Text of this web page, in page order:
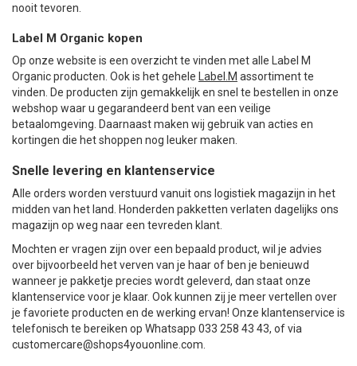
nooit tevoren.
Label M Organic kopen
Op onze website is een overzicht te vinden met alle Label M
Organic producten. Ook is het gehele
Label.M assortiment te
vinden. De producten zijn gemakkelijk en snel te bestellen in onze
webshop waar u gegarandeerd bent van een veilige
betaalomgeving. Daarnaast maken wij gebruik van acties en
kortingen die het shoppen nog leuker maken.
Snelle levering en klantenservice
Alle orders worden verstuurd vanuit ons logistiek magazijn in het
midden van het land. Honderden pakketten verlaten dagelijks ons
magazijn op weg naar een tevreden klant.
Mochten er vragen zijn over een bepaald product, wil je advies
over bijvoorbeeld het verven van je haar of ben je benieuwd
wanneer je pakketje precies wordt geleverd, dan staat onze
klantenservice voor je klaar. Ook kunnen zij je meer vertellen over
je favoriete producten en de werking ervan! Onze klantenservice is
telefonisch te bereiken op Whatsapp 033 258 43 43, of via
customercare@shops4youonline.com